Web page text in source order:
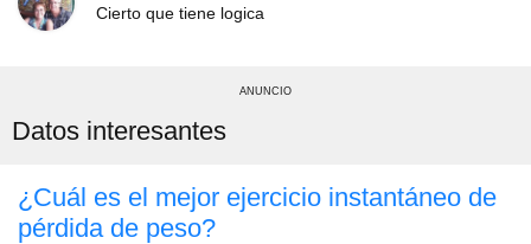
Cierto que tiene logica
ANUNCIO
Datos interesantes
¿Cuál es el mejor ejercicio instantáneo de
pérdida de peso?